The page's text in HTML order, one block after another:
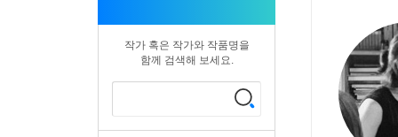
작가 혹은 작가와 작품명을
함께 검색해 보세요.